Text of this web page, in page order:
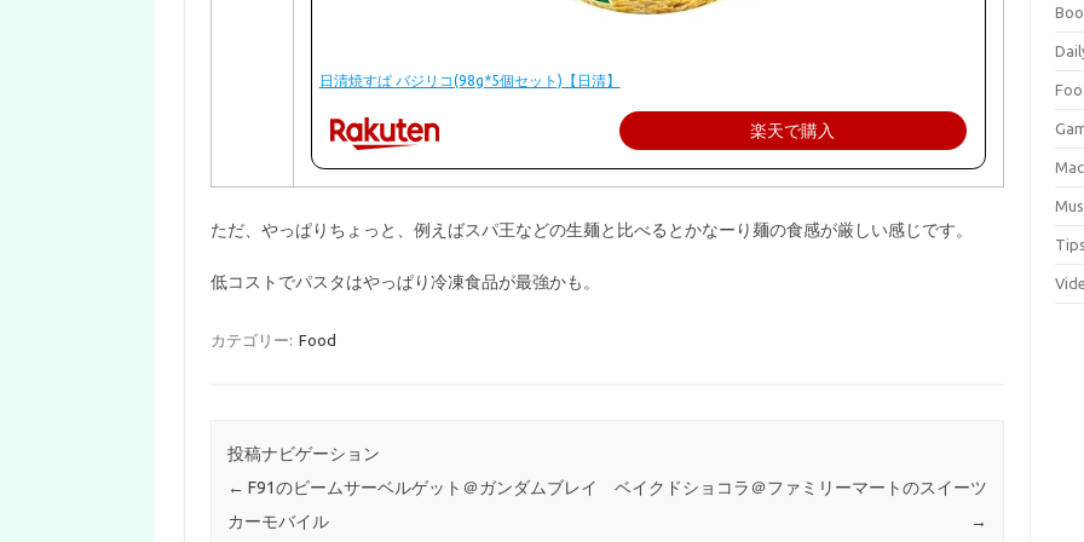
日清焼すぱ バジリコ(98g*5個セット)【日清】
楽天で購入
ただ、やっぱりちょっと、例えばスパ王などの生麺と比べるとかなーり麺の食感が厳しい感じです。
低コストでパスタはやっぱり冷凍食品が最強かも。
カテゴリー: Food
投稿ナビゲーション
← F91のビームサーベルゲット＠ガンダムブレイ
カーモバイル
ベイクドショコラ＠ファミリーマートのスイーツ
→
Mac
Tips